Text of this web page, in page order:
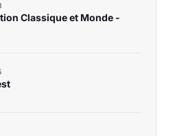
Classique et Monde -